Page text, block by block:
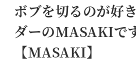
ボブを切るのが好
ダーのMASAKIです
【MASAKI】